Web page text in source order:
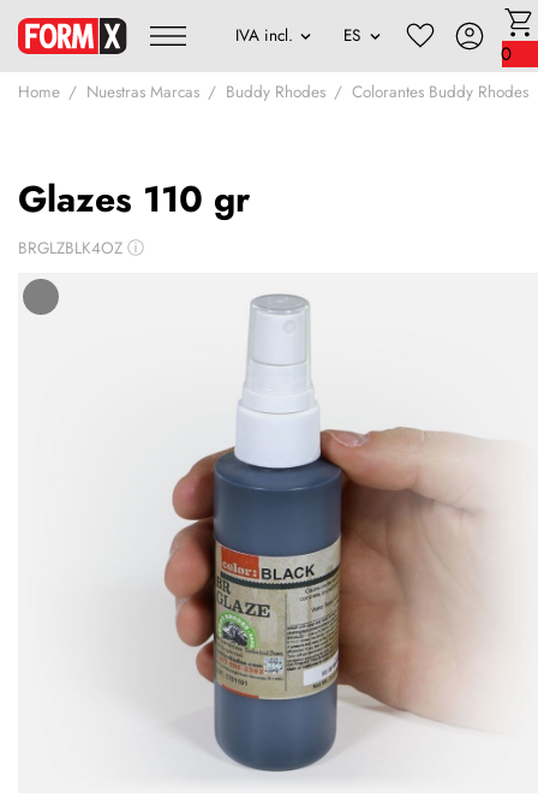
0
Home Nuestras Marcas Buddy Rhodes Colorantes Buddy Rhodes
Glazes 110 gr
BRGLZBLK4OZ ⓘ